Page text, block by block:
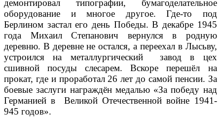
демонтировал типографии, бумагоделательное
оборудование и многое другое. Где-то под
Берлином застал его день Победы. В декабре 1945
года Михаил Степанович вернулся в родную
деревню. В деревне не остался, а переехал в Лысьву,
устроился на металлургический завод в цех
сшивной посуды слесарем. Вскоре перешёл на
прокат, где и проработал 26 лет до самой пенсии. За
боевые заслуги награждён медалью «За победу над
Германией в Великой Отечественной войне 1941-
945 годов».